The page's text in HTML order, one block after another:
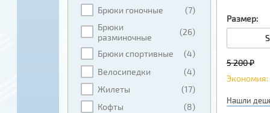
Брюки гоночные
(7)
Брюки
разминочные
(26)
Брюки спортивные
(4)
Велосипедки
(4)
Жилеты
(17)
Кофты
(8)
Размер:
5 200 ₽
Экономия:
Нашли